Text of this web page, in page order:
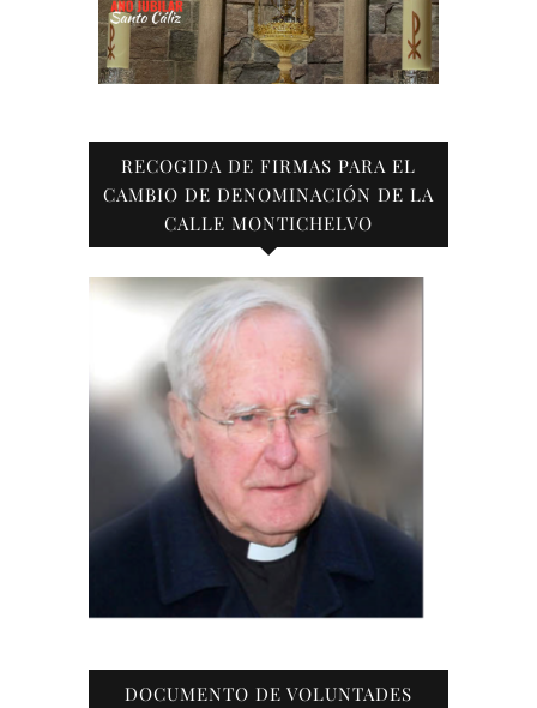
RECOGIDA DE FIRMAS PARA EL
CAMBIO DE DENOMINACIÓN DE LA
CALLE MONTICHELVO
DOCUMENTO DE VOLUNTADES